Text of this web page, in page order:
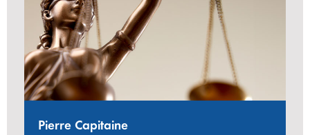
Pierre Capitaine